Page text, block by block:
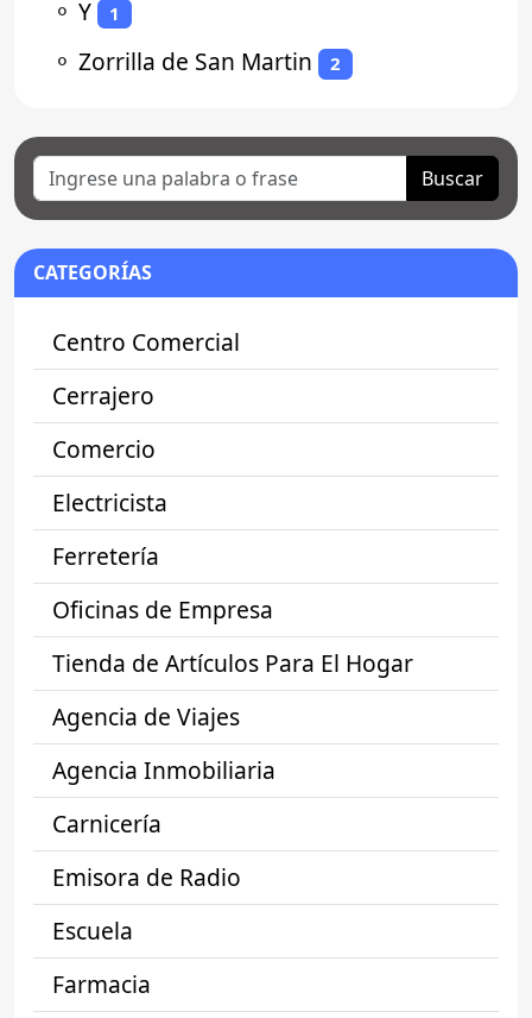
⚬ Y 1
⚬ Zorrilla de San Martin 2
Buscar
CATEGORÍAS
Centro Comercial
Cerrajero
Comercio
Electricista
Ferretería
Oficinas de Empresa
Tienda de Artículos Para El Hogar
Agencia de Viajes
Agencia Inmobiliaria
Carnicería
Emisora de Radio
Escuela
Farmacia